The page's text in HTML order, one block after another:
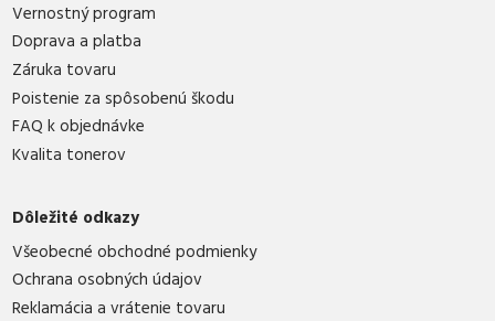
Vernostný program
Doprava a platba
Záruka tovaru
Poistenie za spôsobenú škodu
FAQ k objednávke
Kvalita tonerov
Dôležité odkazy
Všeobecné obchodné podmienky
Ochrana osobných údajov
Reklamácia a vrátenie tovaru